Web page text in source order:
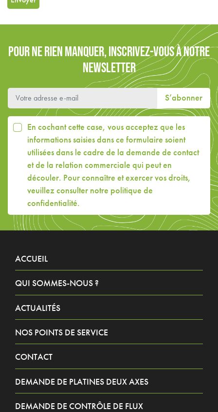
POUR NE RIEN MANQUER, INSCRIVEZ-VOUS À NOTRE
NEWSLETTER
S’abonner
En cochant cette case, vous acceptez que les
informations saisies dans ce formulaire soient
utilisées dans le cadre de la demande de contact
et de la relation commerciale qui peut en
découler. Pour connaître et exercer vos droits,
veuillez consulter notre politique de
confidentialité.
ACCUEIL
QUI SOMMES-NOUS ?
ACTUALITÉS
NOS POINTS DE SERVICE
CONTACT
DEMANDE DE PLATINES DEUX AXES
DEMANDE DE CONTRÔLE DE FLUX